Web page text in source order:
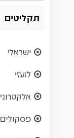
תקליטים
ישראלי
לועזי
אלקטרוני
פסקולים